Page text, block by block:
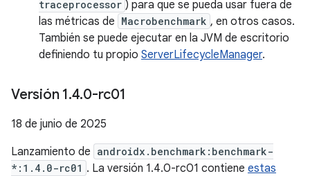
traceprocessor ) para que se pueda usar fuera de
las métricas de Macrobenchmark , en otros casos.
También se puede ejecutar en la JVM de escritorio
definiendo tu propio ServerLifecycleManager.
Versión 1.4.0-rc01
18 de junio de 2025
Lanzamiento de androidx.benchmark:benchmark-
*:1.4.0-rc01 . La versión 1.4.0-rc01 contiene estas